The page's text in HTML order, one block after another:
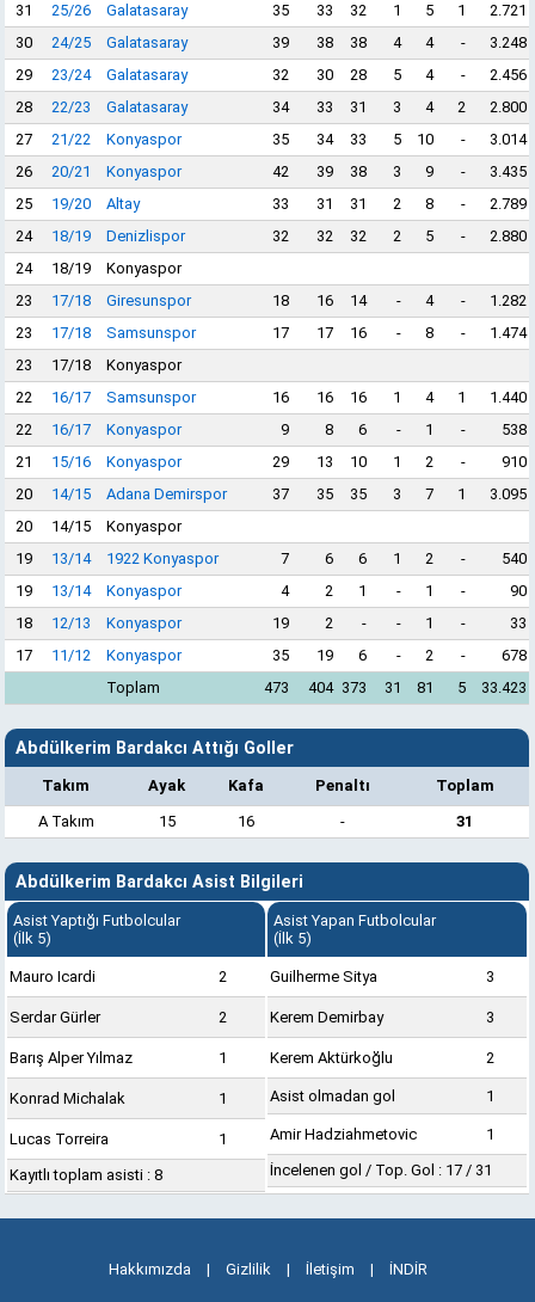
31
25/26 Galatasaray 35 33 32 1 5 1
2.721
30
24/25 Galatasaray 39 38 38 4 4 -
3.248
29
23/24 Galatasaray 32 30 28 5 4 -
2.456
28
22/23 Galatasaray 34 33 31 3 4 2
2.800
27
21/22 Konyaspor 35 34 33 5 10 -
3.014
26
20/21 Konyaspor 42 39 38 3 9 -
3.435
25
19/20 Altay 33 31 31 2 8 -
2.789
24
18/19 Denizlispor 32 32 32 2 5 -
2.880
24
18/19
Konyaspor
23
17/18 Giresunspor 18 16 14 - 4 -
1.282
23
17/18 Samsunspor 17 17 16 - 8 -
1.474
23
17/18
Konyaspor
22
16/17 Samsunspor 16 16 16 1 4 1
1.440
22
16/17 Konyaspor 9 8 6 - 1 -
538
21
15/16 Konyaspor 29 13 10 1 2 -
910
20
14/15 Adana Demirspor 37 35 35 3 7 1
3.095
20
14/15
Konyaspor
19
13/14 1922 Konyaspor 7 6 6 1 2 -
540
19
13/14 Konyaspor 4 2 1 - 1 -
90
18
12/13 Konyaspor 19 2 - - 1 -
33
17
11/12 Konyaspor 35 19 6 - 2 -
678
Toplam
473 404 373 31 81 5 33.423
Abdülkerim Bardakcı Attığı Goller
Takım Ayak Kafa Penaltı
Toplam
A Takım
15 16 - 31
Abdülkerim Bardakcı Asist Bilgileri
Asist Yaptığı Futbolcular
(İlk 5)
Mauro Icardi 2
Serdar Gürler 2
Barış Alper Yılmaz 1
Konrad Michalak 1
Lucas Torreira
1
Kayıtlı toplam asisti : 8
Asist Yapan Futbolcular
(İlk 5)
Guilherme Sitya 3
Kerem Demirbay 3
Kerem Aktürkoğlu 2
Asist olmadan gol 1
Amir Hadziahmetovic
1
İncelenen gol / Top. Gol : 17 / 31
Hakkımızda | Gizlilik | İletişim | İNDİR